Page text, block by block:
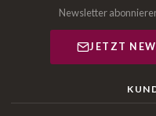
Newsletter
JETZT